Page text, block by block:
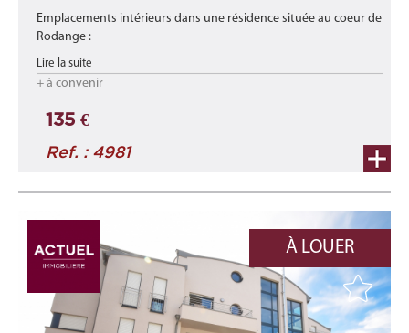
Emplacements intérieurs dans une résidence située au coeur de
Rodange :
- n° 2 (lot 002) - EI/Cave
- n° 4 (lot 004) - EI/Cave
- n° 11 (lot 011) - EI/Cave ...
Lire la suite
+ à convenir
135 €
Ref. : 4981
À LOUER